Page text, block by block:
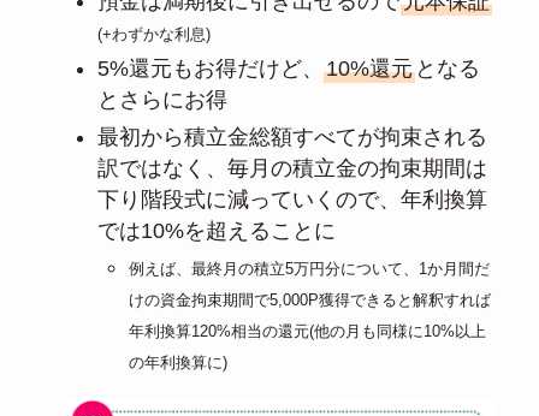
(+わずかな利息)
5%還元もお得だけど、 10%還元となる
とさらにお得
最初から積立金総額すべてが拘束される
訳ではなく、毎月の積立金の拘束期間は
下り階段式に減っていくので、年利換算
では10%を超えることに
例えば、最終月の積立5万円分について、1か月間だ
けの資金拘束期間で5,000P獲得できると解釈すれば
年利換算120%相当の還元(他の月も同様に10%以上
の年利換算に)